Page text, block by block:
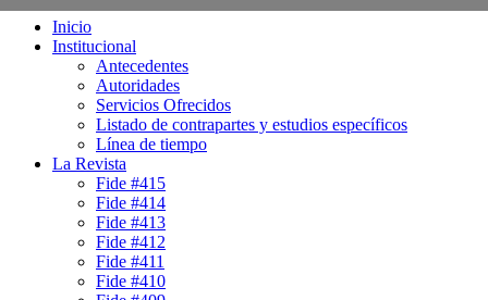
Inicio
Institucional
Antecedentes
Autoridades
Servicios Ofrecidos
Listado de contrapartes y estudios específicos
Línea de tiempo
La Revista
Fide #415
Fide #414
Fide #413
Fide #412
Fide #411
Fide #410